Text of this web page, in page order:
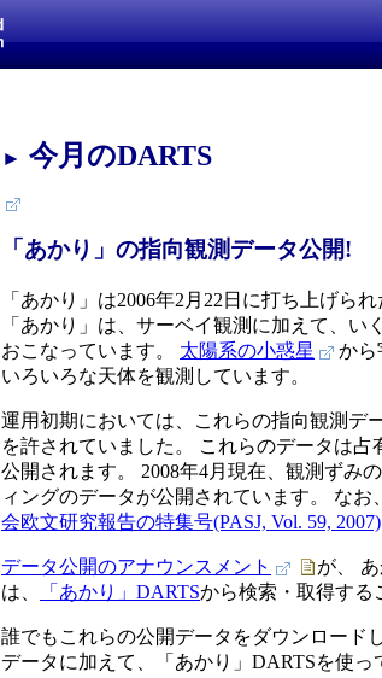
► 今月のDARTS
「あかり」の指向観測データ公開!
「あかり」は2006年2月22日に打ち上げら
「あかり」は、サーベイ観測に加えて、
おこなっています。 太陽系の小惑星
から
いろいろな天体を観測しています。
運用初期においては、これらの指向観測デ
を許されていました。 これらのデータは
公開されます。 2008年4月現在、観測ずみ
ィングのデータが公開されています。 なお
会欧文研究報告の特集号(PASJ, Vol. 59, 2007)
データ公開のアナウンスメント
が、
は、
「あかり」DARTSから検索・取得する
誰でもこれらの公開データをダウンロード
データに加えて、「あかり」DARTSを使